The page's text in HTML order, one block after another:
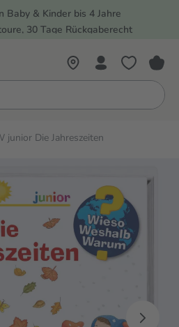
springen
Baby & Kinder bis 4 Jahre
30 Tage Rückgaberecht
junior Die Jahreszeiten